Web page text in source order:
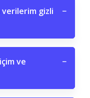
gizli
−
ve
−